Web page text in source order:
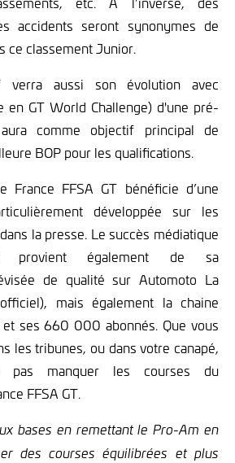
accidents seront synonymes de
ce classement Junior.
verra aussi son évolution avec
en GT World Challenge) d'une pré-
comme objectif principal de
BOP pour les qualifications.
France FFSA GT bénéficie d’une
développée sur les
la presse. Le succès médiatique
provient également de sa
de qualité sur Automoto La
mais également la chaine
ses 660 000 abonnés. Que vous
les tribunes, ou dans votre canapé,
pas manquer les courses du
FFSA GT.
bases en remettant le Pro-Am en
des courses équilibrées et plus